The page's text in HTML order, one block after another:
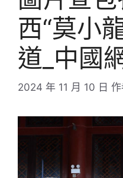
西“莫小
道_中國
2024 年 11 月 10 日